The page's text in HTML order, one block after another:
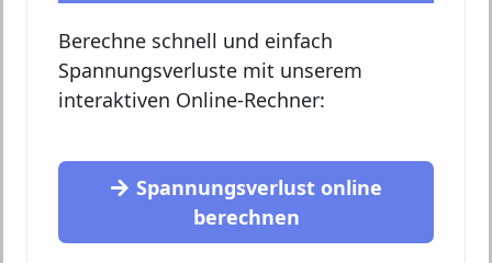
Berechne schnell und einfach
Spannungsverluste mit unserem
interaktiven Online-Rechner:
Spannungsverlust online
berechnen